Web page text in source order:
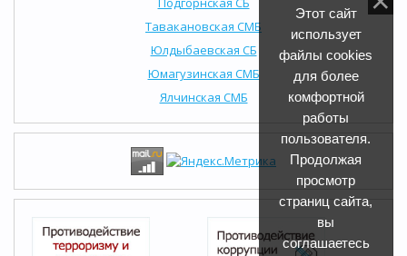
Тавакановская СМБ
Юлдыбаевская СБ
Юмагузинская СМБ
Ялчинская СМБ
Этот сайт
использует
файлы cookies
для более
комфортной
работы
пользователя.
Продолжая
просмотр
страниц сайта,
вы
соглашаетесь